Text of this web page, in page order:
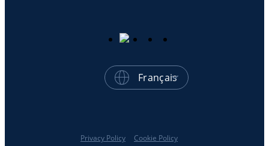
Français
Privacy Policy Cookie Policy